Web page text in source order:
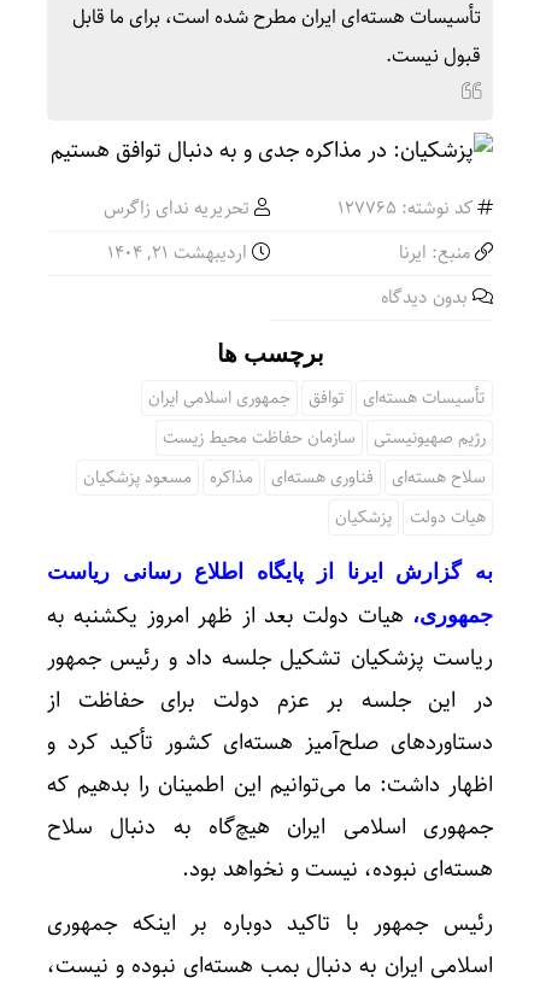
تأسیسات هسته‌ای ایران مطرح شده است، برای ما قابل
قبول نیست.
کد نوشته: 127765
تحریریه ندای زاگرس
منبع: ایرنا
اردیبهشت ۲۱, ۱۴۰۴
بدون دیدگاه
برچسب ها
تأسیسات هسته‌ای توافق
جمهوری اسلامی ایران
رژیم صهیونیستی
سازمان حفاظت محیط زیست
سلاح هسته‌ای
فناوری هسته‌ای مذاکره
مسعود پزشکیان
هیات دولت
پزشکیان
به گزارش ایرنا از پایگاه اطلاع رسانی ریاست
جمهوری، هیات دولت بعد از ظهر امروز یکشنبه به
ریاست پزشکیان تشکیل جلسه داد و رئیس جمهور
در این جلسه بر عزم دولت برای حفاظت از
دستاوردهای صلح‌آمیز هسته‌ای کشور تأکید کرد و
اظهار داشت: ما می‌توانیم این اطمینان را بدهیم که
جمهوری اسلامی ایران هیچ‌گاه به دنبال سلاح
هسته‌ای نبوده، نیست و نخواهد بود.
رئیس جمهور با تاکید دوباره بر اینکه جمهوری
اسلامی ایران به دنبال بمب هسته‌ای نبوده و نیست،